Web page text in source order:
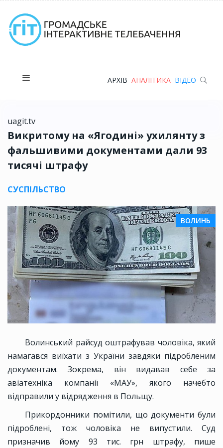
АРХІВ АНАЛІТИКА ВІДЕО
uagit.tv
Викритому на «Ягодині» ухилянту з
фальшивими документами дали 93
тисячі штрафу
СУСПІЛЬСТВО
ВОЛИНЬ
Волинський райсуд оштрафував чоловіка, який
намагався виїхати з України завдяки підробленим
документам. Зокрема, він видавав себе за
авіатехніка компанії «МАУ», якого начебто
відправили у відрядження в Польщу.
Прикордонники помітили, що документи були
підроблені, тож чоловіка не випустили. Суд
призначив йому 93 тис. грн штрафу, пише